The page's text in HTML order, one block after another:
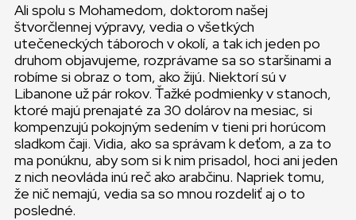
Ali spolu s Mohamedom, doktorom našej
štvorčlennej výpravy, vedia o všetkých
utečeneckých táboroch v okolí, a tak ich jeden po
druhom objavujeme, rozprávame sa so staršinami a
robíme si obraz o tom, ako žijú. Niektorí sú v
Libanone už pár rokov. Ťažké podmienky v stanoch,
ktoré majú prenajaté za 30 dolárov na mesiac, si
kompenzujú pokojným sedením v tieni pri horúcom
sladkom čaji. Vidia, ako sa správam k deťom, a za to
ma ponúknu, aby som si k nim prisadol, hoci ani jeden
z nich neovláda inú reč ako arabčinu. Napriek tomu,
že nič nemajú, vedia sa so mnou rozdeliť aj o to
posledné.